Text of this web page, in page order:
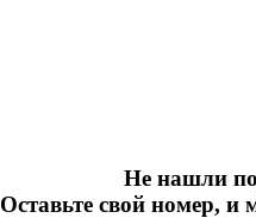
Не нашли
Оставьте свой номер,